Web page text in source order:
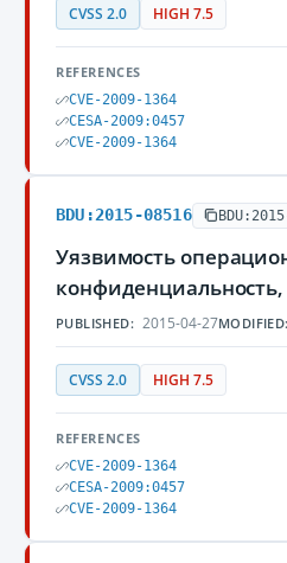
CVSS 2.0 HIGH 7.5
REFERENCES
CVE-2009-1364
CESA-2009:0457
CVE-2009-1364
BDU:2015-08516
Уязвимость
PUBLISHED: 2015-04-27MODIFIED:
CVSS 2.0 HIGH 7.5
REFERENCES
CVE-2009-1364
CESA-2009:0457
CVE-2009-1364